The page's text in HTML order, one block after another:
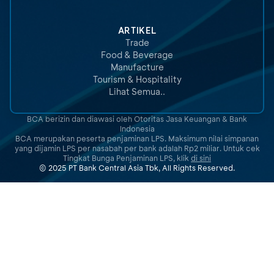
ARTIKEL
Trade
Food & Beverage
Manufacture
Tourism & Hospitality
Lihat Semua..
BCA berizin dan diawasi oleh Otoritas Jasa Keuangan & Bank
Indonesia
BCA merupakan peserta penjaminan LPS. Maksimum nilai simpanan
yang dijamin LPS per nasabah per bank adalah Rp2 miliar. Untuk cek
Tingkat Bunga Penjaminan LPS, klik di sini
© 2025 PT Bank Central Asia Tbk, All Rights Reserved.